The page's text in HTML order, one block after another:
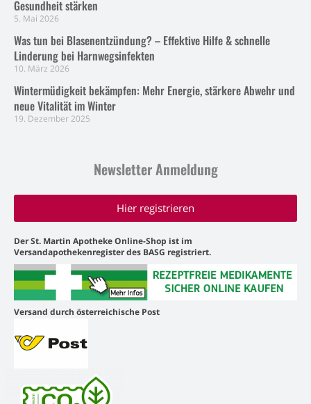
Gesundheit stärken
5. Mai 2026
Was tun bei Blasenentzündung? – Effektive Hilfe & schnelle
Linderung bei Harnwegsinfekten
10. März 2026
Wintermüdigkeit bekämpfen: Mehr Energie, stärkere Abwehr und
neue Vitalität im Winter
19. Dezember 2025
Newsletter Anmeldung
Hier registrieren
Der St. Martin Apotheke Online-Shop ist im
Versandapothekenregister des BASG registriert.
Versand durch österreichische Post